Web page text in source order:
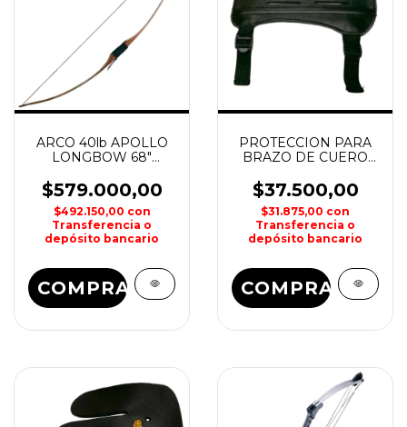
ARCO 40lb APOLLO
LONGBOW 68"
$579.000,00
$492.150,00 con
Transferencia o
depósito bancario
COMPRAR
PROTECCION PARA
BRAZO DE CUERO
$37.500,00
$31.875,00 con
Transferencia o
depósito bancario
COMPRAR